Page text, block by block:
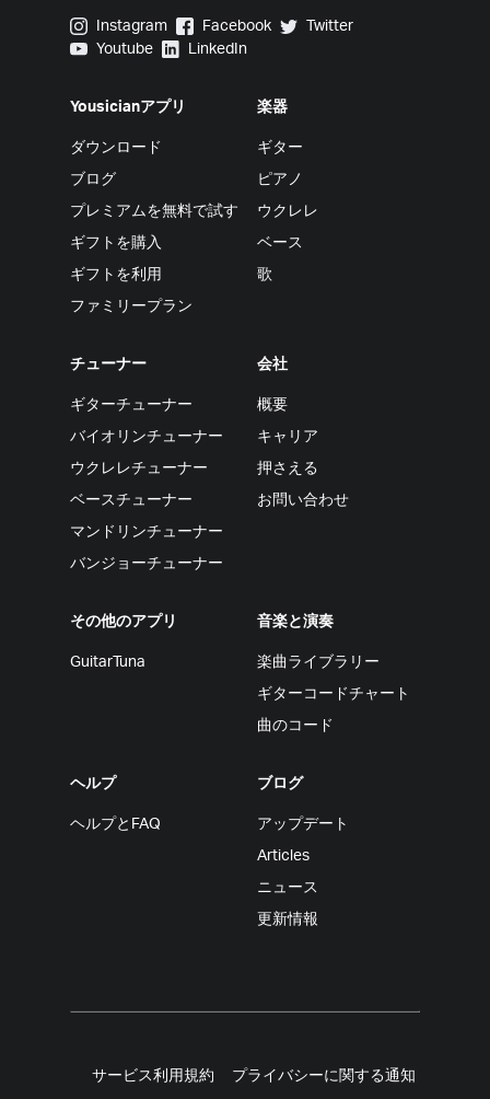
Yousician on Instagram
Instagram Yousician on Facebook
Facebook Yousician on Twitter
Twitter
Yousician on Youtube
Youtube Yousician on LinkedIn
LinkedIn
Yousicianアプリ
ダウンロード
ブログ
プレミアムを無料で試す
ギフトを購入
ギフトを利用
ファミリープラン
楽器
ギター
ピアノ
ウクレレ
ベース
歌
チューナー
ギターチューナー
バイオリンチューナー
ウクレレチューナー
ベースチューナー
マンドリンチューナー
バンジョーチューナー
会社
概要
キャリア
押さえる
お問い合わせ
その他のアプリ
GuitarTuna
音楽と演奏
楽曲ライブラリー
ギターコードチャート
曲のコード
ヘルプ
ヘルプとFAQ
ブログ
アップデート
Articles
ニュース
更新情報
サービス利用規約 プライバシーに関する通知